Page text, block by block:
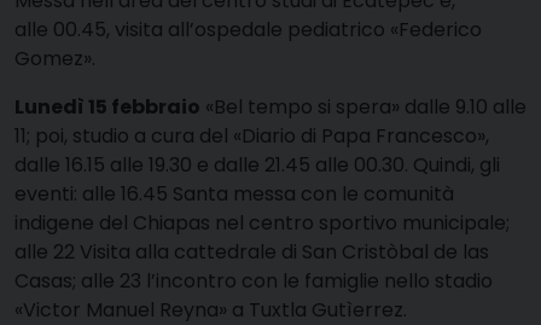
alle 00.45, visita all’ospedale pediatrico «Federico
Gomez».
Lunedì 15 febbraio «Bel tempo si spera» dalle 9.10 alle
11; poi, studio a cura del «Diario di Papa Francesco»,
dalle 16.15 alle 19.30 e dalle 21.45 alle 00.30. Quindi, gli
eventi: alle 16.45 Santa messa con le comunità
indigene del Chiapas nel centro sportivo municipale;
alle 22 Visita alla cattedrale di San Cristòbal de las
Casas; alle 23 l’incontro con le famiglie nello stadio
«Victor Manuel Reyna» a Tuxtla Gutìerrez.